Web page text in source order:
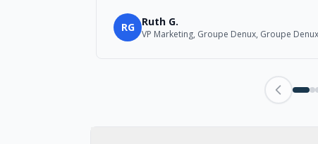
RG Ruth G.
VP Marketing, Groupe Denux, Groupe Denux